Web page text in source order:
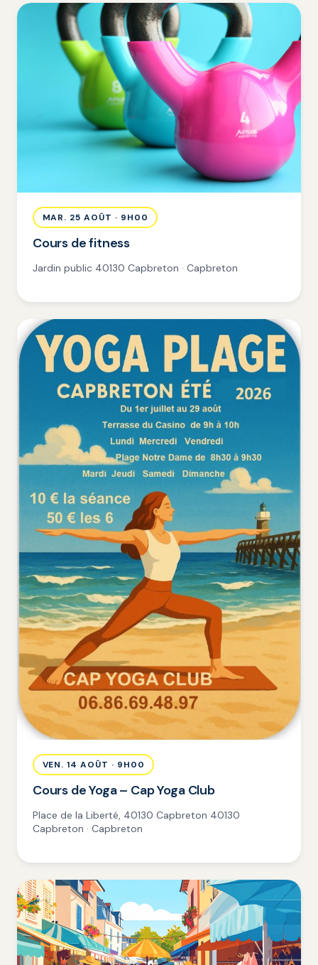
MAR. 25 AOÛT · 9H00
Cours de fitness
Jardin public 40130 Capbreton · Capbreton
VEN. 14 AOÛT · 9H00
Cours de Yoga – Cap Yoga Club
Place de la Liberté, 40130 Capbreton 40130
Capbreton · Capbreton